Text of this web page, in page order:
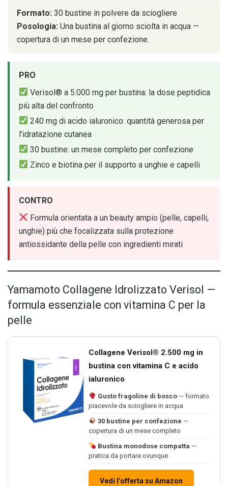
Formato: 30 bustine in polvere da sciogliere
Posologia: Una bustina al giorno sciolta in acqua —
copertura di un mese per confezione.
PRO
Verisol® a 5.000 mg per bustina: la dose peptidica
più alta del confronto
240 mg di acido ialuronico: quantità generosa per
l’idratazione cutanea
30 bustine: un mese completo per confezione
Zinco e biotina per il supporto a unghie e capelli
CONTRO
Formula orientata a un beauty ampio (pelle, capelli,
unghie) più che focalizzata sulla protezione
antiossidante della pelle con ingredienti mirati
Yamamoto Collagene Idrolizzato Verisol —
formula essenziale con vitamina C per la
pelle
Collagene Verisol® 2.500 mg in
bustina con vitamina C e acido
ialuronico
Gusto fragoline di bosco— formato
piacevole da sciogliere in acqua
30 bustine per confezione —
copertura di un mese completo
Bustina monodose compatta —
pratica da portare ovunque
Vedi l’offerta su Amazon